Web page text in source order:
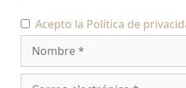
Acepto la Política de